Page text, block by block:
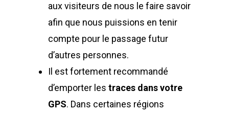
aux visiteurs de nous le faire savoir
afin que nous puissions en tenir
compte pour le passage futur
d’autres personnes.
Il est fortement recommandé
d’emporter les traces dans votre
GPS. Dans certaines régions